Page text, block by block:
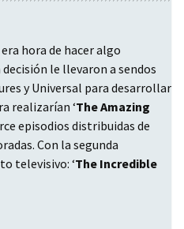
hora de hacer algo
le llevaron a sendos
y Universal para desarrollar
realizarían ‘The Amazing
episodios distribuidas de
Con la segunda
televisivo: ‘The Incredible